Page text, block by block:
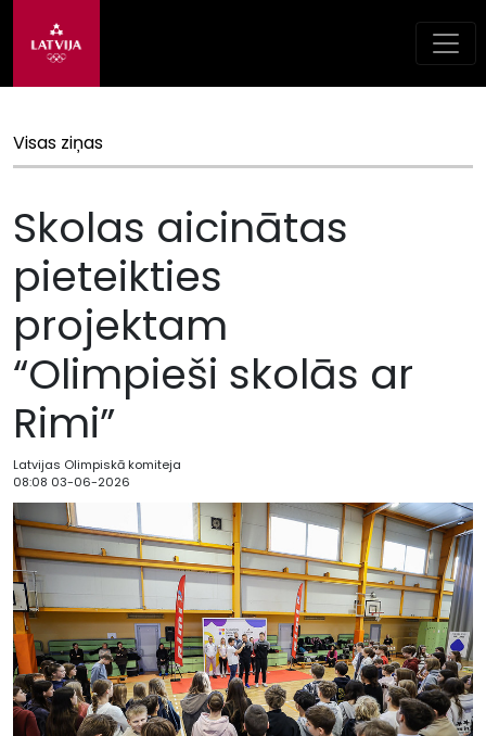
Visas ziņas
Skolas aicinātas
pieteikties
projektam
“Olimpieši skolās ar
Rimi”
Latvijas Olimpiskā komiteja
08:08 03-06-2026